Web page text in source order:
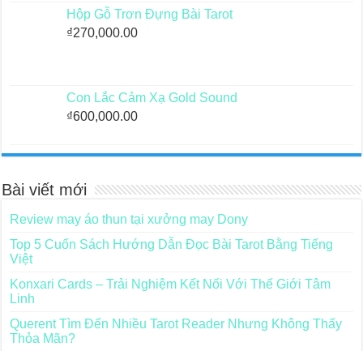
Hộp Gỗ Trơn Đựng Bài Tarot
₫270,000.00
Con Lắc Cảm Xạ Gold Sound
₫600,000.00
Bài viết mới
Review may áo thun tại xưởng may Dony
Top 5 Cuốn Sách Hướng Dẫn Đọc Bài Tarot Bằng Tiếng
Việt
Konxari Cards – Trải Nghiệm Kết Nối Với Thế Giới Tâm
Linh
Querent Tìm Đến Nhiều Tarot Reader Nhưng Không Thấy
Thỏa Mãn?